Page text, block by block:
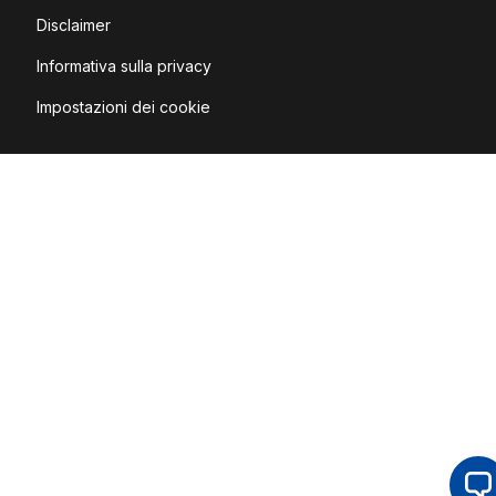
Disclaimer
Informativa sulla privacy
Impostazioni dei cookie